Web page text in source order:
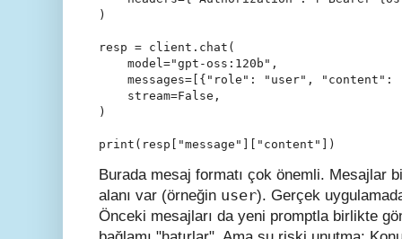
)
resp = client.chat(
    model="gpt-oss:120b",
messages=[{"role": "user", "content":
    stream=False,
)
print(resp["message"]["content"])
Burada mesaj formatı çok önemli. Mesajlar
alanı var (örneğin user). Gerçek
Önceki mesajları da yeni promptla birlikte